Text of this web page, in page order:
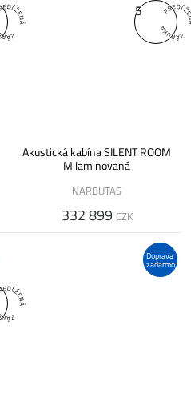
5
Akustická kabína SILENT ROOM
M laminovaná
NARBUTAS
332 899 CZK
Doprava
zadarmo